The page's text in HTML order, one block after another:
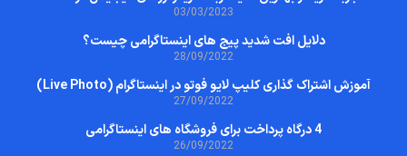
03/03/2023
دلایل افت شدید پیج های اینستاگرامی چیست؟
28/09/2022
آموزش اشتراک گذاری کلیپ لایو فوتو در اینستاگرام (Live Photo)
27/09/2022
4 درگاه پرداخت برای فروشگاه های اینستاگرامی
26/09/2022